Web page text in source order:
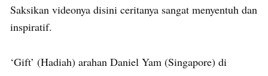
Saksikan videonya disini ceritanya sangat menyentuh dan
inspiratif.
‘Gift’ (Hadiah) arahan Daniel Yam (Singapore) di